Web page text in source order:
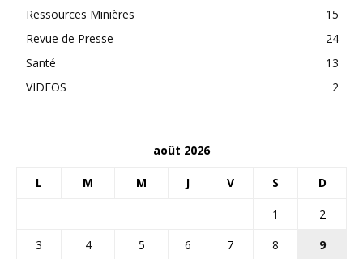
Ressources Minières
15
Revue de Presse
24
Santé
13
VIDEOS
2
août 2026
L M M J V S D
1
2
3
4 5 6 7 8
9